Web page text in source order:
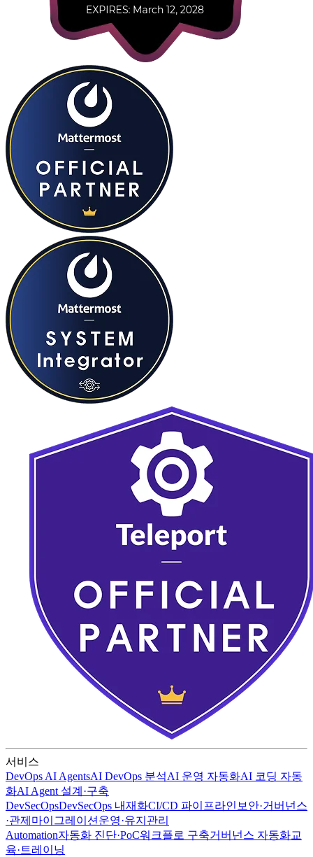
서비스
DevOps AI AgentsAI DevOps 분석AI 운영 자동화AI 코딩 자동
화AI Agent 설계·구축
DevSecOpsDevSecOps 내재화CI/CD 파이프라인 보안·거버넌스
·관제 마이그레이션 운영·유지관리
Automation자동화 진단·PoC워크플로 구축거버넌스 자동화교
육·트레이닝